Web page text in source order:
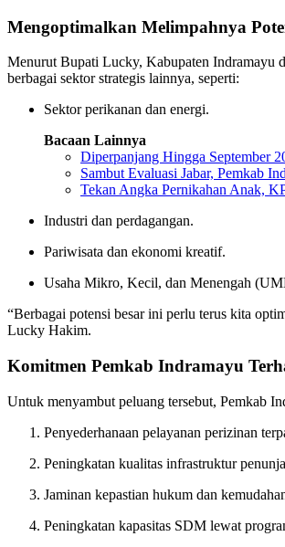
Mengoptimalkan Melimpahnya
Menurut Bupati Lucky, Kabupaten Indramayu
berbagai sektor strategis lainnya, seperti:
Sektor perikanan dan energi.
Bacaan Lainnya
Diperpanjang Hingga September
Sambut Evaluasi Jabar, Pemkab
Tekan Angka Pernikahan Anak,
Industri dan perdagangan.
Pariwisata dan ekonomi kreatif.
Usaha Mikro, Kecil, dan Menengah
“Berbagai potensi besar ini perlu terus kita
Lucky Hakim.
Komitmen Pemkab Indramayu
Untuk menyambut peluang tersebut, Pemkab
Penyederhanaan pelayanan perizinan
Peningkatan kualitas infrastruktur
Jaminan kepastian hukum dan
Peningkatan kapasitas SDM lewat